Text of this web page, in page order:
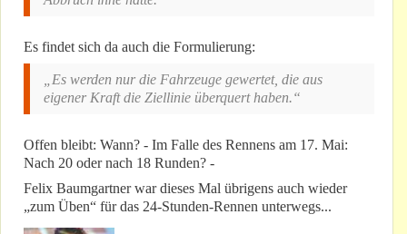
Es findet sich da auch die Formulierung:
„Es werden nur die Fahrzeuge gewertet, die aus
eigener Kraft die Ziellinie überquert haben.“
Offen bleibt: Wann? - Im Falle des Rennens am 17. Mai:
Nach 20 oder nach 18 Runden? -
Felix Baumgartner war dieses Mal übrigens auch wieder
„zum Üben“ für das 24-Stunden-Rennen unterwegs...